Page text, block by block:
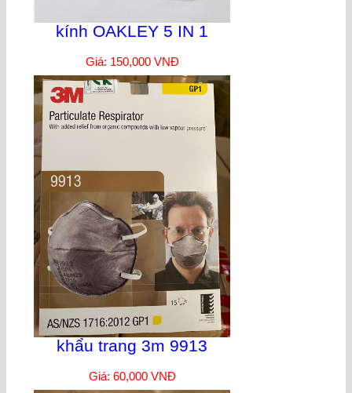
kính OAKLEY 5 IN 1
Giá: 150,000 VNĐ
khẩu trang 3m 9913
Giá: 60,000 VNĐ